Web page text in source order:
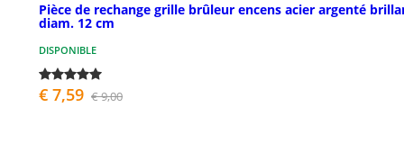
Pièce de rechange grille brûleur encens acier argenté
diam. 12 cm
DISPONIBLE
€ 7,59 € 9,00